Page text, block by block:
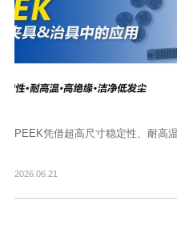
PEEK凭借超高尺寸稳定性、耐高
2026.06.21